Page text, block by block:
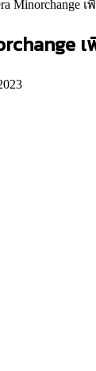
Minorchange